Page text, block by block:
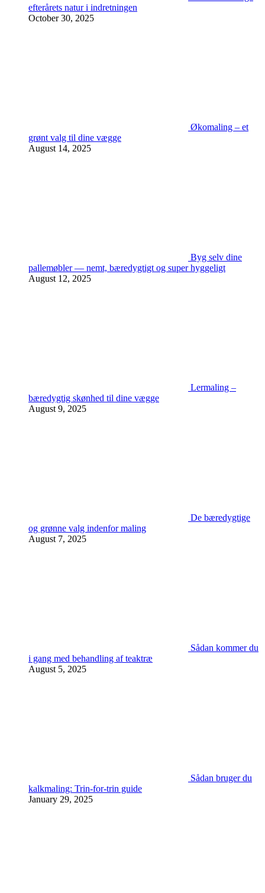
efterårets natur i indretningen
October 30, 2025
Økomaling – et
grønt valg til dine vægge
August 14, 2025
Byg selv dine
pallemøbler — nemt, bæredygtigt og super hyggeligt
August 12, 2025
Lermaling –
bæredygtig skønhed til dine vægge
August 9, 2025
De bæredygtige
og grønne valg indenfor maling
August 7, 2025
Sådan kommer du
i gang med behandling af teaktræ
August 5, 2025
Sådan bruger du
kalkmaling: Trin-for-trin guide
January 29, 2025